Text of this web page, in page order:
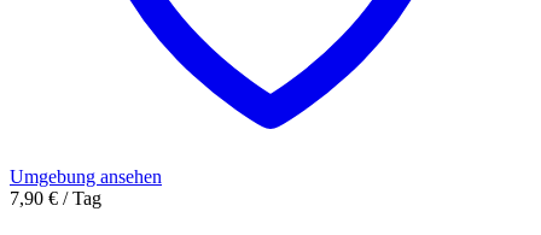
Umgebung ansehen
7,90 € / Tag